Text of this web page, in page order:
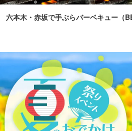
六本木・赤坂で手ぶらバーベキュー（